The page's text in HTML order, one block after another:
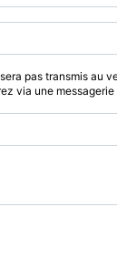
pas transmis au
via une